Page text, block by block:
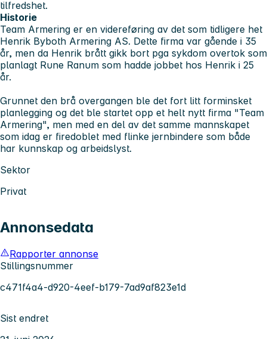
tilfredshet.
Historie
Team Armering er en videreføring av det som tidligere het
Henrik Byboth Armering AS. Dette firma var gående i 35
år, men da Henrik brått gikk bort pga sykdom overtok som
planlagt Rune Ranum som hadde jobbet hos Henrik i 25
år.
Grunnet den brå overgangen ble det fort litt forminsket
planlegging og det ble startet opp et helt nytt firma "Team
Armering", men med en del av det samme mannskapet
som idag er firedoblet med flinke jernbindere som både
har kunnskap og arbeidslyst.
Sektor
Privat
Annonsedata
Rapporter annonse
Stillingsnummer
c471f4a4-d920-4eef-b179-7ad9af823e1d
Sist endret